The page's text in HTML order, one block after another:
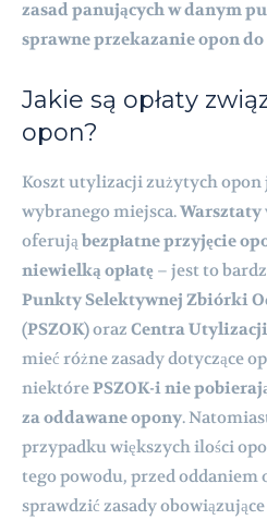
zasad panujących w danym
sprawne przekazanie opon
Jakie są opłaty
opon?
Koszt utylizacji zużytych opon
wybranego miejsca.
oferują bezpłatne przyjęcie
niewielką opłatę – jest to
Punkty Selektywnej Zbiórki
(PSZOK)oraz Centra Utylizacji
mieć różne zasady dotyczące
niektórePSZOK-i nie
za oddawane opony.
przypadku większych ilości
tego powodu, przed oddaniem
sprawdzić zasady